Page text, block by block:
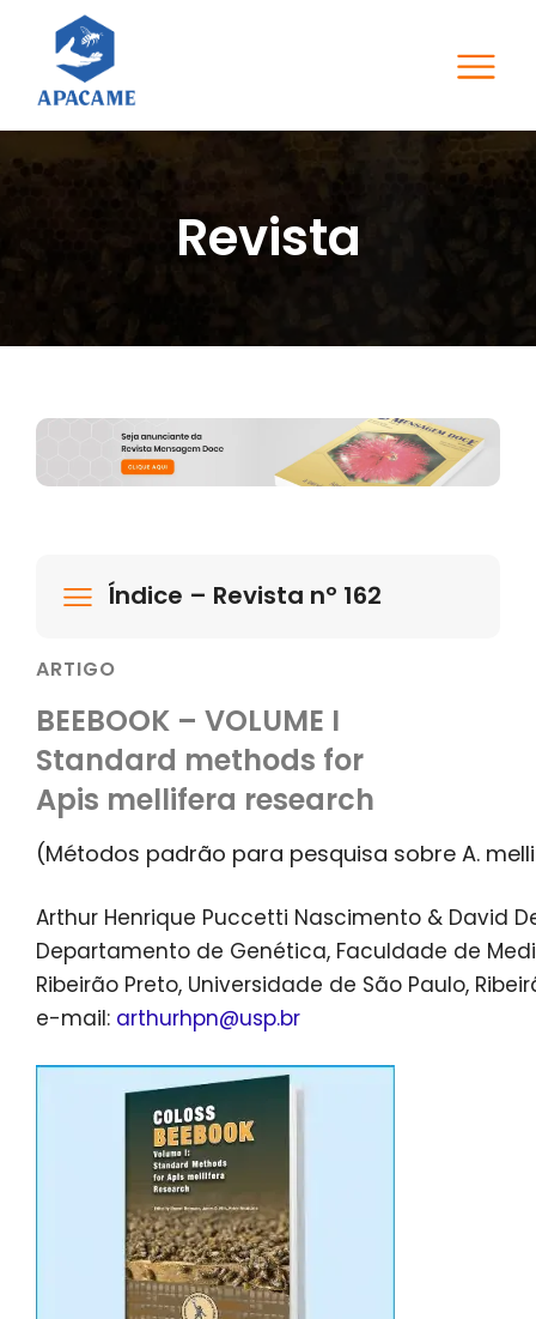
Revista
Índice – Revista nº 162
ARTIGO
BEEBOOK – VOLUME I
Standard methods for
Apis mellifera research
(Métodos padrão para pesquisa sobre A.
Arthur Henrique Puccetti Nascimento & David
Departamento de Genética, Faculdade de
Ribeirão Preto, Universidade de São Paulo,
e-mail: arthurhpn@usp.br